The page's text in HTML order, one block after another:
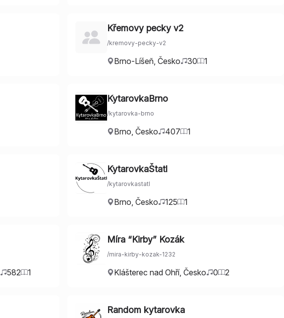
Křemovy pecky v2
/kremovy-pecky-v2
Brno-Líšeň, Česko 30 1
KytarovkaBrno
/kytarovka-brno
Brno, Česko 407 1
KytarovkaŠtatl
/kytarovkastatl
Brno, Česko 125 1
582 1
Míra “Kirby” Kozák
/mira-kirby-kozak-1232
Klášterec nad Ohří, Česko 0 2
Random kytarovka